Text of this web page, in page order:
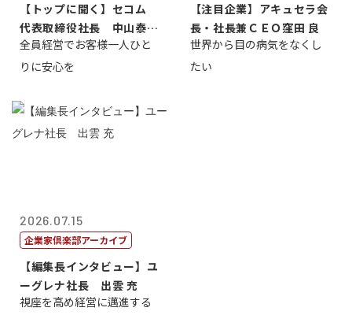
【トップに聞く】セコム
代表取締役社長 中山泰
男
全員経営でお客様一人ひと
りに安心を
【注目企業】アキュセラ会
長・社長兼ＣＥＯ窪田 良
世界から目の病気をなくし
たい
2026.07.15
企業家倶楽部アーカイブ
【編集長インタビュー】ユ
ーグレナ社長 出雲 充
視座を高め経営に邁進する